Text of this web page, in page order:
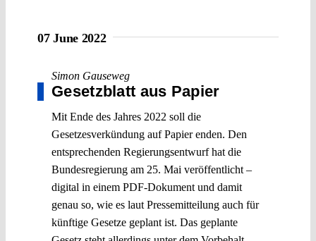
07 June 2022
Simon Gauseweg
Gesetzblatt aus Papier
Mit Ende des Jahres 2022 soll die
Gesetzesverkündung auf Papier enden. Den
entsprechenden Regierungsentwurf hat die
Bundesregierung am 25. Mai veröffentlicht –
digital in einem PDF-Dokument und damit
genau so, wie es laut Pressemitteilung auch für
künftige Gesetze geplant ist. Das geplante